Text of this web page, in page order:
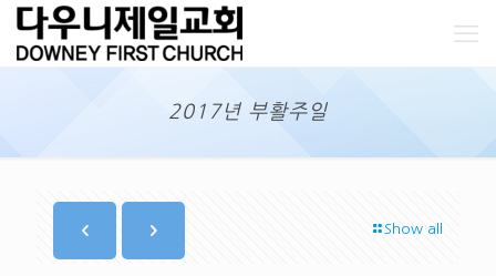
2017년 부활주일
Show all